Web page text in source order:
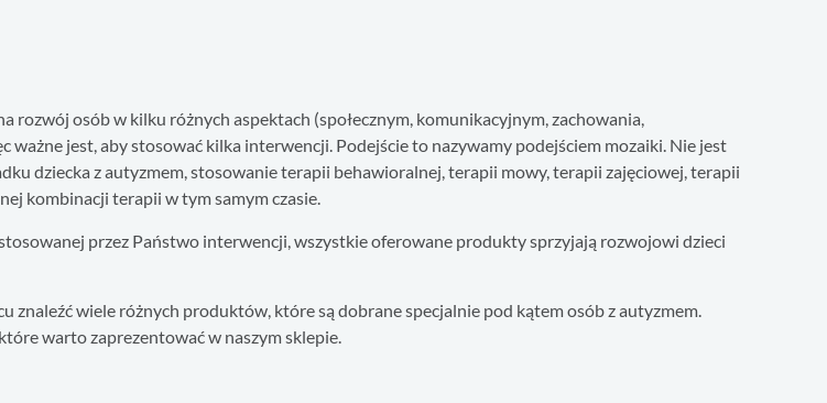
rozwój osób w kilku różnych aspektach (społecznym, komunikacyjnym, zachowania,
ważne jest, aby stosować kilka interwencji. Podejście to nazywamy podejściem mozaiki. Nie jest
dziecka z autyzmem, stosowanie terapii behawioralnej, terapii mowy, terapii zajęciowej, terapii
kombinacji terapii w tym samym czasie.
przez Państwo interwencji, wszystkie oferowane produkty sprzyjają rozwojowi dzieci
wiele różnych produktów, które są dobrane specjalnie pod kątem osób z autyzmem.
warto zaprezentować w naszym sklepie.